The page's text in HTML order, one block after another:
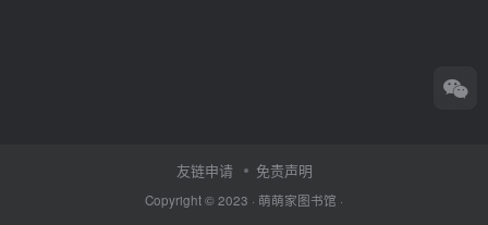
友链申请 免责声明
Copyright © 2023 · 萌萌家图书馆 ·